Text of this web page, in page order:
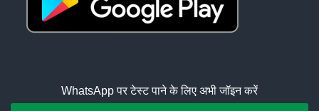
WhatsApp पर टेस्ट पाने के लिए अभी जॉइन करें